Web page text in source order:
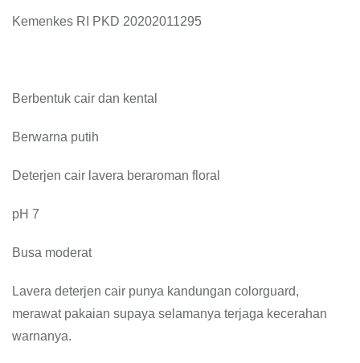
Kemenkes RI PKD 20202011295
Berbentuk cair dan kental
Berwarna putih
Deterjen cair lavera beraroman floral
pH 7
Busa moderat
Lavera deterjen cair punya kandungan colorguard,
merawat pakaian supaya selamanya terjaga kecerahan
warnanya.